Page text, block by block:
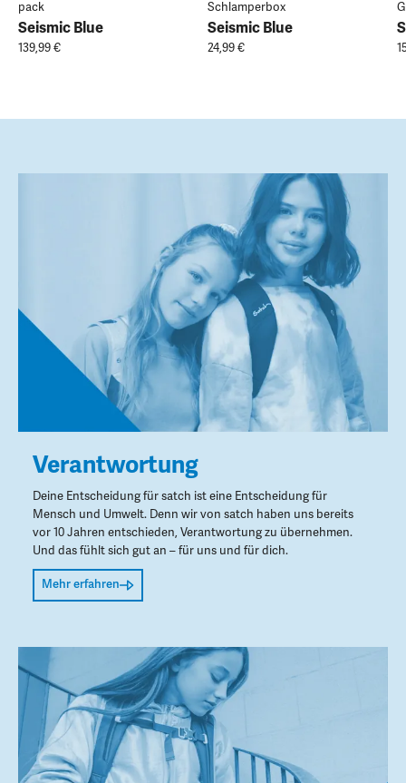
pack
Seismic Blue
139,99 €
Schlamperbox
Seismic Blue
24,99 €
Verantwortung
Deine Entscheidung für satch ist eine Entscheidung für
Mensch und Umwelt. Denn wir von satch haben uns bereits
vor 10 Jahren entschieden, Verantwortung zu übernehmen.
Und das fühlt sich gut an – für uns und für dich.
Mehr erfahren